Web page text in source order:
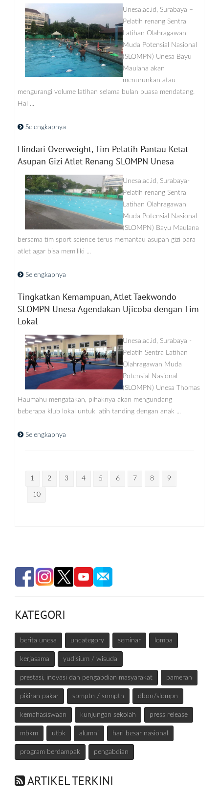
Unesa.ac.id, Surabaya –
Pelatih renang Sentra
Latihan Olahragawan
Muda Potensial Nasional
(SLOMPN) Unesa Bayu
Maulana akan
menurunkan atau
mengurangi volume latihan selama bulan puasa mendatang.
Hal ...
Selengkapnya
Hindari Overweight, Tim Pelatih Pantau Ketat
Asupan Gizi Atlet Renang SLOMPN Unesa
Unesa.ac.id, Surabaya-
Pelatih renang Sentra
Latihan Olahragawan
Muda Potensial Nasional
(SLOMPN) Bayu Maulana
bersama tim sport science terus memantau asupan gizi para
atlet agar bisa memiliki ...
Selengkapnya
Tingkatkan Kemampuan, Atlet Taekwondo
SLOMPN Unesa Agendakan Ujicoba dengan Tim
Lokal
Unesa.ac.id, Surabaya -
Pelatih Sentra Latihan
Olahragawan Muda
Potensial Nasional
(SLOMPN) Unesa Thomas
Haumahu mengatakan, pihaknya akan mengundang
beberapa klub lokal untuk latih tanding dengan anak ...
Selengkapnya
1 2 3 4 5 6 7 8 9
10
KATEGORI
berita unesa uncategory seminar lomba
kerjasama yudisium / wisuda
prestasi, inovasi dan pengabdian masyarakat pameran
pikiran pakar sbmptn / snmptn dbon/slompn
kemahasiswaan kunjungan sekolah press release
mbkm utbk alumni hari besar nasional
program berdampak pengabdian
ARTIKEL TERKINI